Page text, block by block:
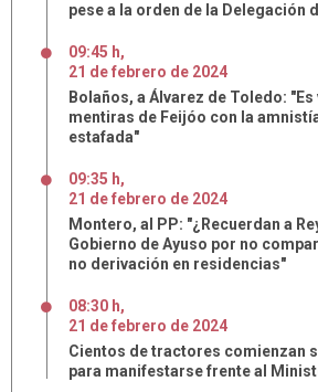
pese a la orden de la Delegación
09:45 h,
21 defebrero de 2024
Bolaños, a Álvarez de Toledo:
mentiras de Feijóo con la
estafada"
09:35 h,
21 defebrero de 2024
Montero, al PP: "¿Recuerdan a
Gobierno de Ayuso por no
no derivación en residencias"
08:30 h,
21 defebrero de 2024
Cientos de tractores comienzan
para manifestarse frente al